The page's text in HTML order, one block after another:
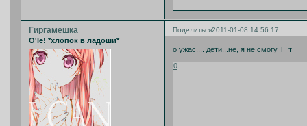
Поделиться2011-01-08 14:56:17
Гиргамешка
O'le! *хлопок в ладоши*
о ужас.... дети...не, я не смогу Т_т
0